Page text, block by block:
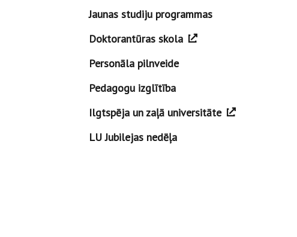
Jaunas studiju programmas
Doktorantūras skola
Personāla pilnveide
Pedagogu izglītība
Ilgtspēja un zaļā universitāte
LU Jubilejas nedēļa